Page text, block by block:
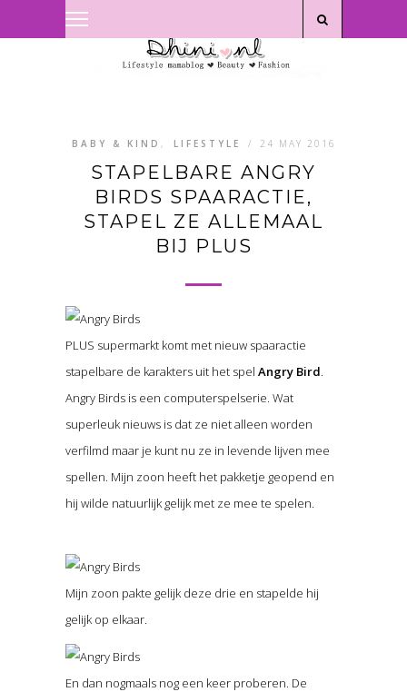
BABY & KIND , LIFESTYLE / 24 MAY 2016
STAPELBARE ANGRY
BIRDS SPAARACTIE,
STAPEL ZE ALLEMAAL
BIJ PLUS
PLUS supermarkt komt met nieuw spaaractie
stapelbare de karakters uit het spel Angry Bird.
Angry Birds is een computerspelserie. Wat
superleuk nieuws is dat ze niet alleen worden
verfilmd maar je kunt nu ze in levende lijven mee
spellen. Mijn zoon heeft het pakketje geopend en
hij wilde natuurlijk gelijk met ze mee te spelen.
Mijn zoon pakte gelijk deze drie en stapelde hij
gelijk op elkaar.
En dan nogmaals nog een keer proberen. De